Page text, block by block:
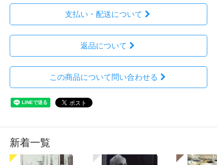
支払い・配送について
返品について
この商品について問い合わせる
新着一覧